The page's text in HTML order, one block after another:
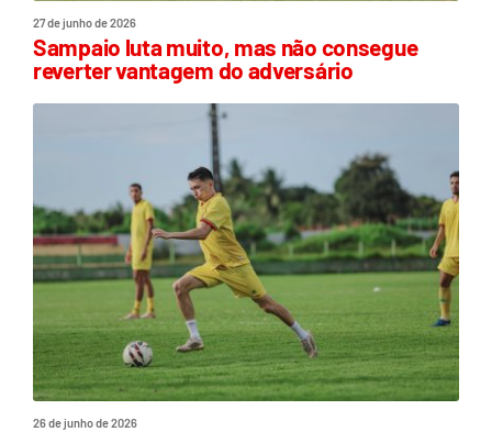
27 de junho de 2026
Sampaio luta muito, mas não consegue
reverter vantagem do adversário
26 de junho de 2026